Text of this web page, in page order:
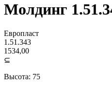
Молдинг
Европласт
1.51.343
1534,00
⊆
Высота: 75